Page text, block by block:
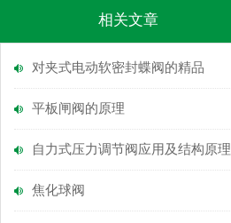
相关文章
对夹式电动软密封蝶阀的精品
平板闸阀的原理
自力式压力调节阀应用及结构原理
焦化球阀